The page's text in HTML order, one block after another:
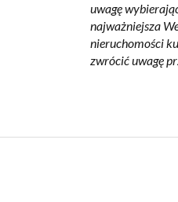
uwagę
najważniejsza
nieruchomości
zwrócić uwagę